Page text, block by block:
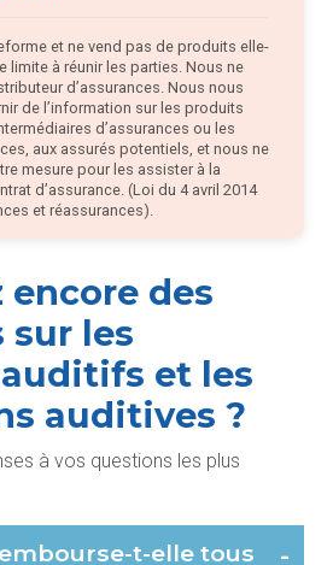
et ne vend pas de produits elle-
limite à réunir les parties. Nous ne
d’assurances. Nous nous
de l’information sur les produits
d’assurances ou les
aux assurés potentiels, et nous ne
mesure pour les assister à la
d’assurance. (Loi du 4 avril 2014
et réassurances).
encore des
sur les
et les
auditives ?
à vos questions les plus
t-elle tous
-